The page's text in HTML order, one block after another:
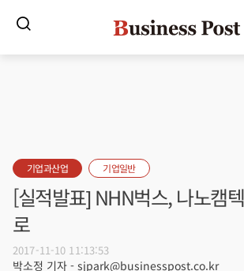
기업과산업 기업일반
[실적발표] NHN벅스, 나노캠
로
2017-11-10 11:13:53
박소정 기자 - sjpark@businesspost.co.kr